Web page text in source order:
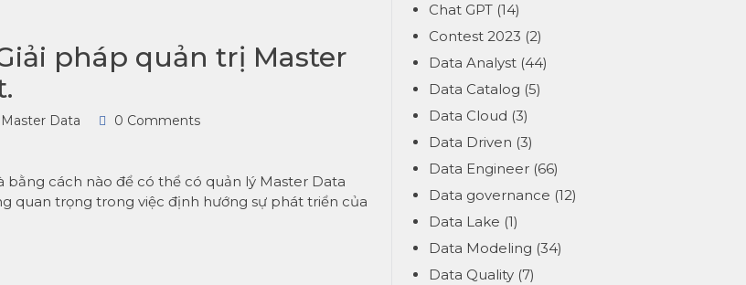
pháp quản trị Master
Master Data 0 Comments
bằng cách nào để có thể có quản lý Master Data
quan trọng trong việc định hướng sự phát triển của
Chat GPT (14)
Contest 2023 (2)
Data Analyst (44)
Data Catalog (5)
Data Cloud (3)
Data Driven (3)
Data Engineer (66)
Data governance (12)
Data Lake (1)
Data Modeling (34)
Data Quality (7)